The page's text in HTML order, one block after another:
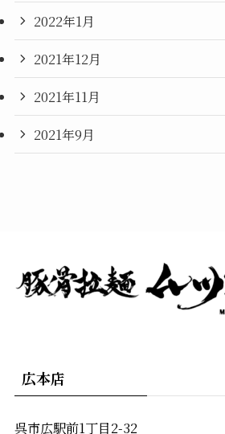
2022年1月
2021年12月
2021年11月
2021年9月
広本店
呉市広駅前1丁目2-32